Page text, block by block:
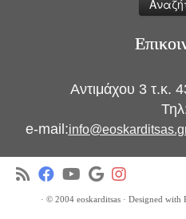
Αντιμάχου 3 τ.κ.
e-mail:
· © 2004 eoskarditsas· Designed with